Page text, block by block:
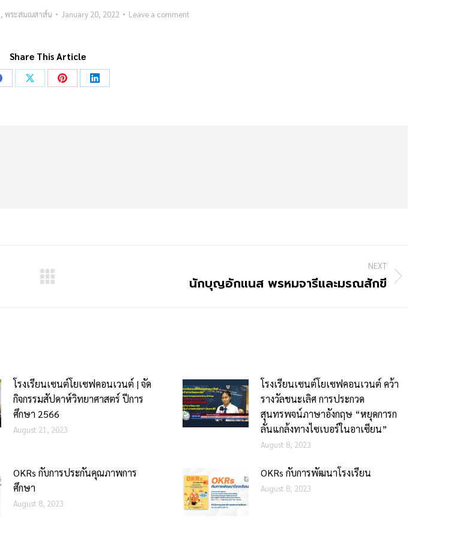
, พระสมณสาส์น January 20, 2022 Leave a comment
Share This Article
NEXT
นักบุญอักแนส พรหมจารีและมรณสักขี
โรงเรียนเซนต์โยเซฟคอนเวนต์ | จัด
กิจกรรมสัปดาห์วิทยาศาสตร์ ปีการ
ศึกษา 2566
August 21, 2023
โรงเรียนเซนต์โยเซฟคอนเวนต์ คว้า
รางวัลชนะเลิศ การประกวด
สุนทรพจน์ภาษาอังกฤษ “หยุดการก
ลั่นแกล้งทางไซเบอร์ในอาเซียน”
August 8, 2023
OKRs กับการประกันคุณภาพการ
ศึกษา
August 8, 2023
OKRs กับการพัฒนาโรงเรียน
August 8, 2023